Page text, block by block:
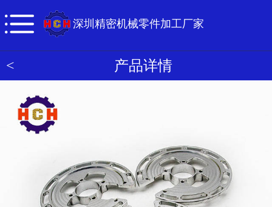
深圳精密机械零件加工厂家
< 产品详情